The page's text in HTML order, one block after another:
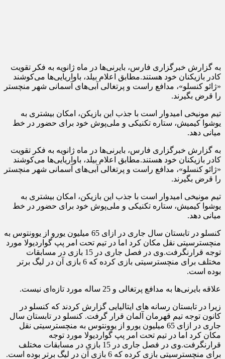
به گزارش خبرگزاری فارس، بایرنی‌ها در ماه ژانویه به فکر تقویت
کادر بازیکنان خود هستند.مطابق اعلام بیلد،‌ باواریایی‌ها می‌کوشند
«ژائو کنسلو»، مدافع راست و پرتغالی آبی‌های آسمانی شهر منچستر
را قرض بگیرند.
تیم مونیخی امیدوار است با جذب این بازیکن، امکان بیشتری به
یوشوا کیمیش، ستاره تکنیکی و ملی‌پوش خود برای حضور در خط
میانی دهد.
به گزارش خبرگزاری فارس، بایرنی‌ها در ماه ژانویه به فکر تقویت
کادر بازیکنان خود هستند.مطابق اعلام بیلد،‌ باواریایی‌ها می‌کوشند
«ژائو کنسلو»، مدافع راست و پرتغالی آبی‌های آسمانی شهر منچستر
را قرض بگیرند.
تیم مونیخی امیدوار است با جذب این بازیکن، امکان بیشتری به
یوشوا کیمیش، ستاره تکنیکی و ملی‌پوش خود برای حضور در خط
میانی دهد.
کنسلو در تابستان سال جاری در ازای 65 میلیون یورو از یوونتوس به
منچسترسیتی نقل مکان کرد اما در تیم تحت امر پپ گواردیولا مورد
توجه قرارنگرفت.وی در فصل جاری در 15 بازی در مسابقات
مختلف برای منچسترسیتی بازی کرده که 6 بازی آن در لیگ برتر
بوده است.
علاقه بایرنی‌ها به مدافع پرتغالی و 25 ساله مورد تازه‌ای نیست.
زیرا در تابستان رسانه های ایتالیایی گزارش کردند که کنسلو در
کانون توجه تیم قهرمان آلمان قرار گرفت. کنسلو در تابستان سال
جاری در ازای 65 میلیون یورو از یوونتوس به منچسترسیتی نقل
مکان کرد اما در تیم تحت امر پپ گواردیولا مورد توجه
قرارنگرفت.وی در فصل جاری در 15 بازی در مسابقات مختلف
برای منچسترسیتی بازی کرده که 6 بازی آن در لیگ برتر بوده است.